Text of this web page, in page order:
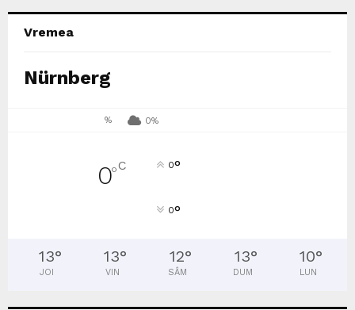
Vremea
Nürnberg
% 0%
0°C 0°
0°
13°
JOI
13°
VIN
12°
SÂM
13°
DUM
10°
LUN